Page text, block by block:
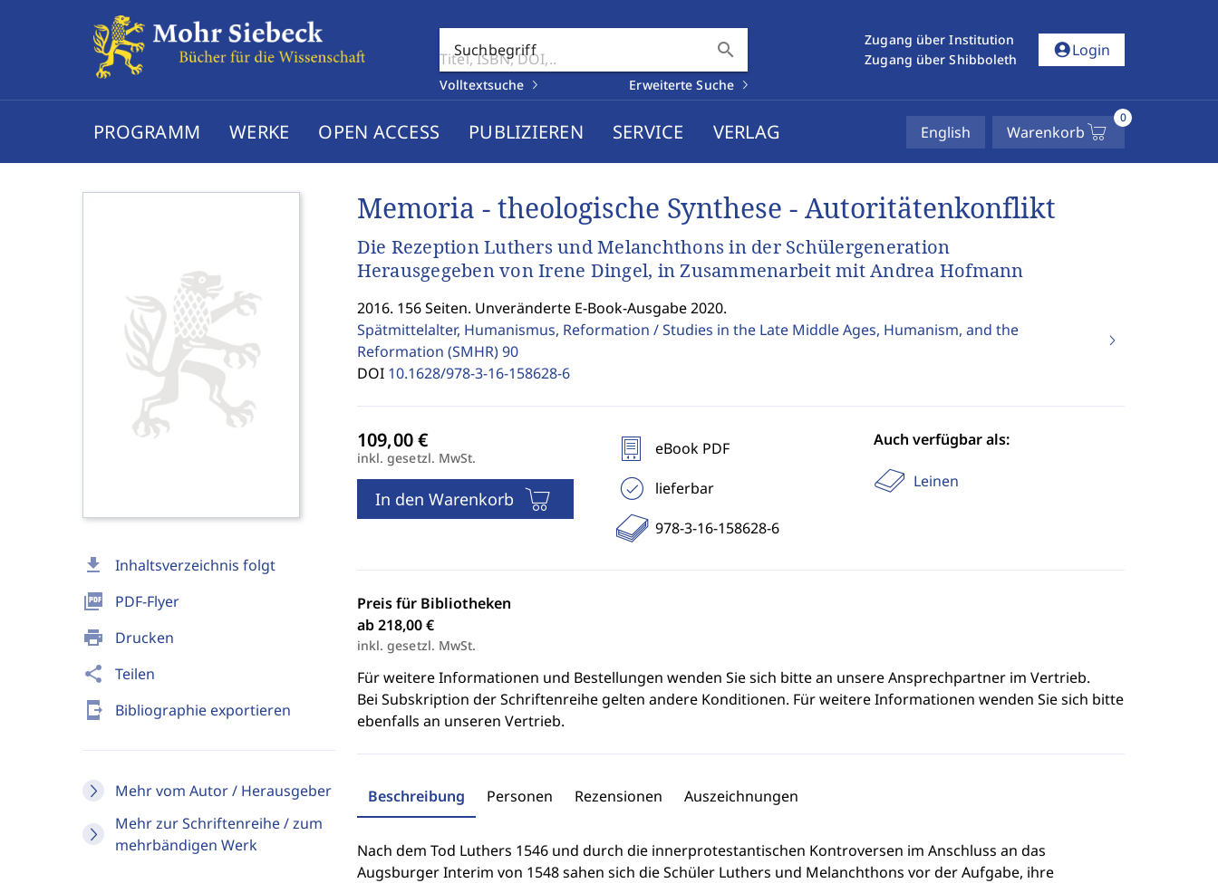
Suchbegriff search
Volltextsuche Erweiterte Suche
Zugang über Institution
Zugang über Shibboleth
account_circleLogin
PROGRAMM WERKE OPEN ACCESS PUBLIZIEREN SERVICE VERLAG English Warenkorb
0
download Inhaltsverzeichnis folgt
picture_as_pdf PDF-Flyer
print Drucken
share Teilen
send_to_mobile Bibliographie exportieren
Mehr vom Autor / Herausgeber
Mehr zur Schriftenreihe / zum
mehrbändigen Werk
Memoria - theologische Synthese - Autoritätenkonflikt
Die Rezeption Luthers und Melanchthons in der Schülergeneration
Herausgegeben von Irene Dingel, in Zusammenarbeit mit Andrea Hofmann
2016. 156 Seiten. Unveränderte E-Book-Ausgabe 2020.
Spätmittelalter, Humanismus, Reformation / Studies in the Late Middle Ages, Humanism, and the
Reformation (SMHR)90
DOI 10.1628/978-3-16-158628-6
inkl. gesetzl. MwSt.
In den Warenkorb
eBook PDF
lieferbar
978-3-16-158628-6
Auch verfügbar als:
Leinen
Preis für Bibliotheken
ab 218,00 €
inkl. gesetzl. MwSt.
Für weitere Informationen und Bestellungen wenden Sie sich bitte an unsere Ansprechpartner im Vertrieb.
Bei Subskription der Schriftenreihe gelten andere Konditionen. Für weitere Informationen wenden Sie sich bitte
ebenfalls an unseren Vertrieb.
Beschreibung Personen Rezensionen Auszeichnungen
Nach dem Tod Luthers 1546 und durch die innerprotestantischen Kontroversen im Anschluss an das
Augsburger Interim von 1548 sahen sich die Schüler Luthers und Melanchthons vor der Aufgabe, ihre